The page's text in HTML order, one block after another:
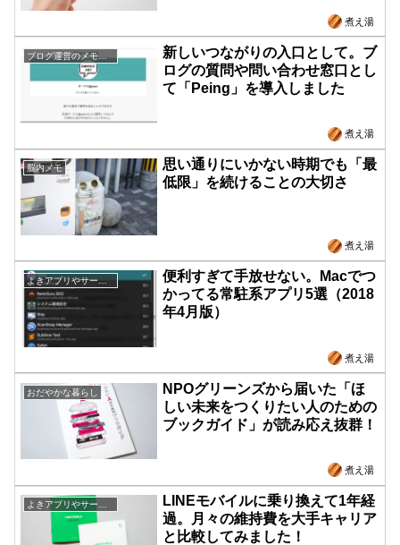
煮え湯
ブログ運営のメモとか
新しいつながりの入口として。ブ
ログの質問や問い合わせ窓口とし
て「Peing」を導入しました
煮え湯
脳内メモ
思い通りにいかない時期でも「最
低限」を続けることの大切さ
煮え湯
よきアプリやサービス紹介
便利すぎて手放せない。Macでつ
かってる常駐系アプリ5選（2018
年4月版）
煮え湯
おだやかな暮らし
NPOグリーンズから届いた「ほ
しい未来をつくりたい人のための
ブックガイド」が読み応え抜群！
煮え湯
よきアプリやサービス紹介
LINEモバイルに乗り換えて1年経
過。月々の維持費を大手キャリア
と比較してみました！